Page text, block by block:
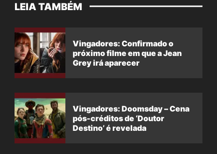
LEIA TAMBÉM
Vingadores: Confirmado o
próximo filme em que a Jean
Grey irá aparecer
Vingadores: Doomsday – Cena
pós-créditos de ‘Doutor
Destino’ é revelada